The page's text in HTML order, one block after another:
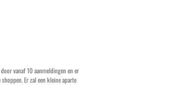
vanaf 10 aanmeldingen en er
Er zal een kleine aparte